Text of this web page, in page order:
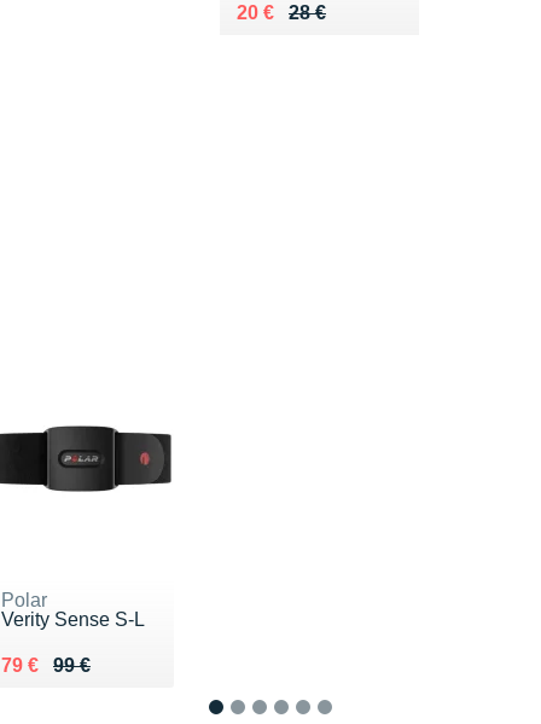
28 €
Au lieu de 28 €
20 €
Vendu 20 €
Polar
Verity Sense S-L
99 €
Au lieu de 99 €
79 €
Vendu 79 €